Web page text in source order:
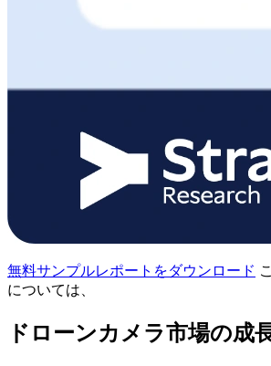
無料サンプルレポートをダウンロード
については、
ドローンカメラ市場の成